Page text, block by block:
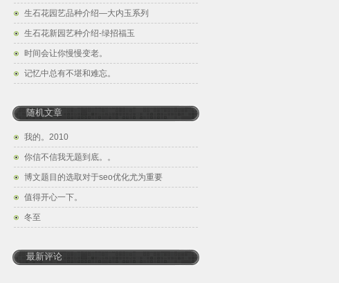
生石花园艺品种介绍—大内玉系列
生石花新园艺种介绍-绿招福玉
时间会让你慢慢变老。
记忆中总有不堪和难忘。
随机文章
我的。2010
你信不信我无题到底。。
博文题目的选取对于seo优化尤为重要
值得开心一下。
冬至
最新评论